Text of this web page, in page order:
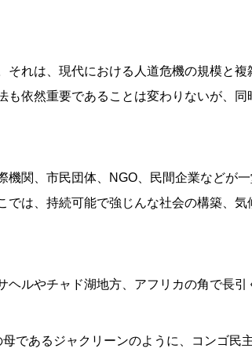
それは、現代における人道危機の規模と
も依然重要であることは変わりないが、
機関、市民団体、NGO、民間企業などが
では、持続可能で強じんな社会の構築、
ヘルやチャド湖地方、アフリカの角で長
であるジャクリーンのように、コンゴ